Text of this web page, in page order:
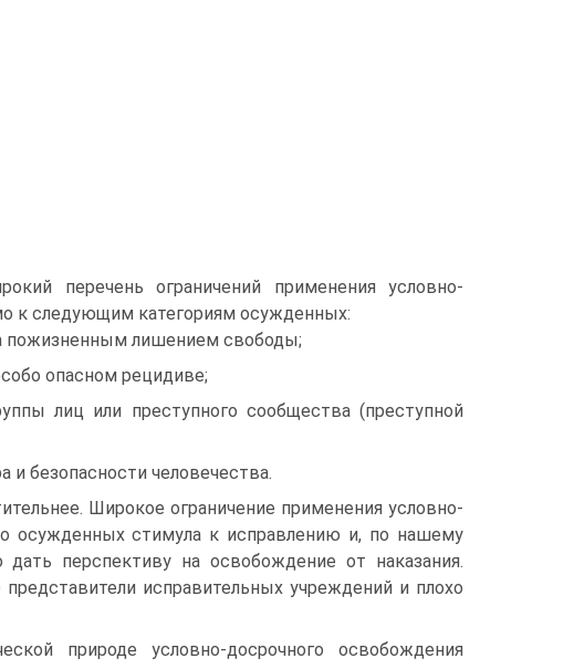
перечень ограничений применения условно-
к следующим категориям осужденных:
пожизненным лишением свободы;
опасном рецидиве;
лиц или преступного сообщества (преступной
безопасности человечества.
Широкое ограничение применения условно-
осужденных стимула к исправлению и, по нашему
перспективу на освобождение от наказания.
исправительных учреждений и плохо
природе условно-досрочного освобождения